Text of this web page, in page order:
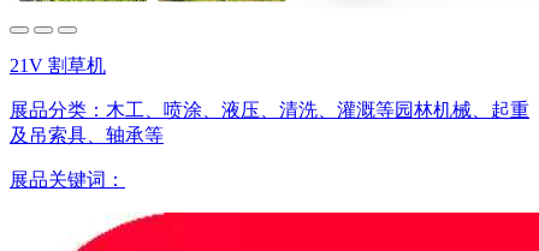
21V 割草机
展品分类： 木工、喷涂、液压、清洗、灌溉等园林机械、起重
及吊索具、轴承等
展品关键词：